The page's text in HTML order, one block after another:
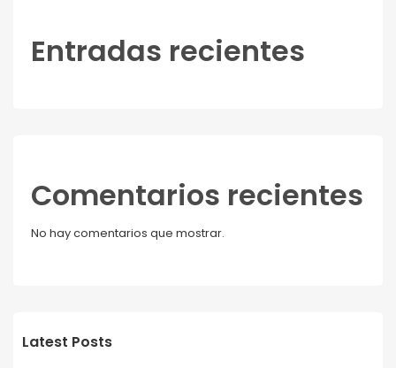
Entradas recientes
Comentarios recientes
No hay comentarios que mostrar.
Latest Posts